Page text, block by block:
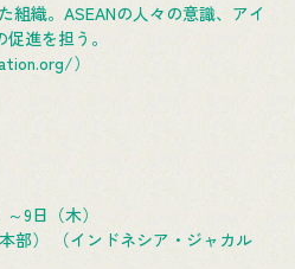
組織。ASEANの人々の意識、アイ
進を担う。
）
9日（木）
部） （インドネシア・ジャカル